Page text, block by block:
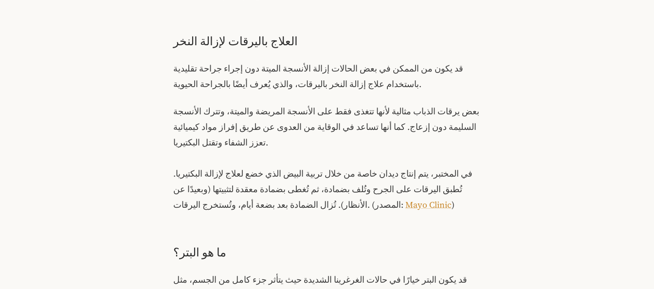
العلاج باليرقات لإزالة النخر
قد يكون من الممكن في بعض الحالات إزالة الأنسجة الميتة دون إجراء جراحة تقليدية
باستخدام علاج إزالة النخر باليرقات، والذي يُعرف أيضًا بالجراحة الحيوية.
بعض يرقات الذباب مثالية لأنها تتغذى فقط على الأنسجة المريضة والميتة، وتترك الأنسجة
السليمة دون إزعاج. كما أنها تساعد في الوقاية من العدوى عن طريق إفراز مواد كيميائية
تعزز الشفاء وتقتل البكتيريا.
في المختبر، يتم إنتاج ديدان خاصة من خلال تربية البيض الذي خضع لعلاج لإزالة البكتيريا.
تُطبق اليرقات على الجرح وتُلف بضمادة، ثم تُغطى بضمادة معقدة لتثبيتها (وبعيدًا عن
الأنظار). تُزال الضمادة بعد بضعة أيام، وتُستخرج اليرقات. (المصدر: Mayo Clinic)
ما هو البتر؟
قد يكون البتر خيارًا في حالات الغرغرينا الشديدة حيث يتأثر جزء كامل من الجسم، مثل